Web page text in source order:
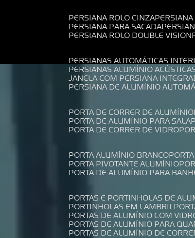
PERSIANA ROLO CINZA
PERSIANA PARA SACADA
PERSIANA ROLO DOUBLE VISION
PERSIANAS AUTOMÁTICAS
PERSIANAS ALUMÍNIO
JANELA COM PERSIANA
PERSIANA DE ALUMÍNIO
PORTA DE CORRER DE ALUMÍNIO
PORTA DE ALUMÍNIO PARA SALA
PORTA DE CORRER DE VIDRO
PORTA ALUMÍNIO BRANCO
PORTA PIVOTANTE ALUMÍNIO
PORTA DE ALUMÍNIO PARA
PORTAS E PORTINHOLAS DE
PORTINHOLAS EM LAMBRIL
PORTAS DE ALUMÍNIO COM
PORTAS DE ALUMÍNIO PARA
PORTAS DE ALUMÍNIO DE